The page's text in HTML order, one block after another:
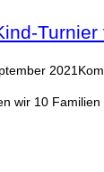
2021
wir 10